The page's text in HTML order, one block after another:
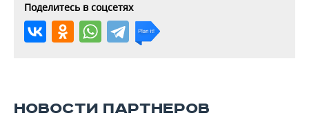
Поделитесь в соцсетях
НОВОСТИ ПАРТНЕРОВ